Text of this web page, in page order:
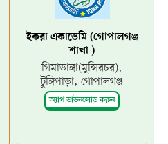
ইকরা একাডেমি (গোপালগঞ্জ
শাখা )
গিমাডাঙ্গা(মুন্সিরচর),
টুঙ্গিপাড়া, গোপালগঞ্জ
অ্যাপ ডাউনলোড করুন